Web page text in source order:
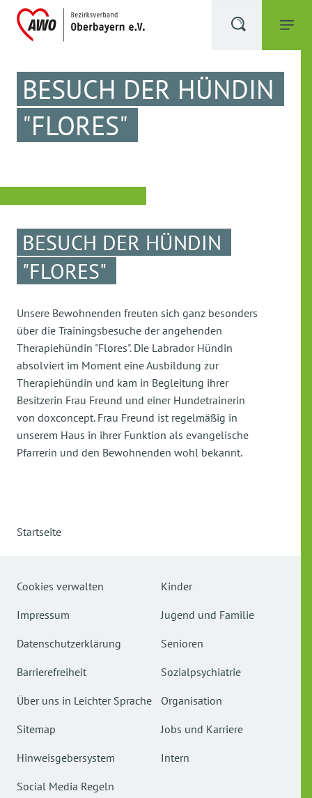
BESUCH DER HÜNDIN
"FLORES"
BESUCH DER HÜNDIN
"FLORES"
Unsere Bewohnenden freuten sich ganz besonders
über die Trainingsbesuche der angehenden
Therapiehündin "Flores". Die Labrador Hündin
absolviert im Moment eine Ausbildung zur
Therapiehündin und kam in Begleitung ihrer
Besitzerin Frau Freund und einer Hundetrainerin
von doxconcept. Frau Freund ist regelmäßig in
unserem Haus in ihrer Funktion als evangelische
Pfarrerin und den Bewohnenden wohl bekannt.
Startseite
Cookies verwalten
Impressum
Datenschutzerklärung
Barrierefreiheit
Über uns in Leichter Sprache
Sitemap
Hinweisgebersystem
Social Media Regeln
Kinder
Jugend und Familie
Senioren
Sozialpsychiatrie
Organisation
Jobs und Karriere
Intern